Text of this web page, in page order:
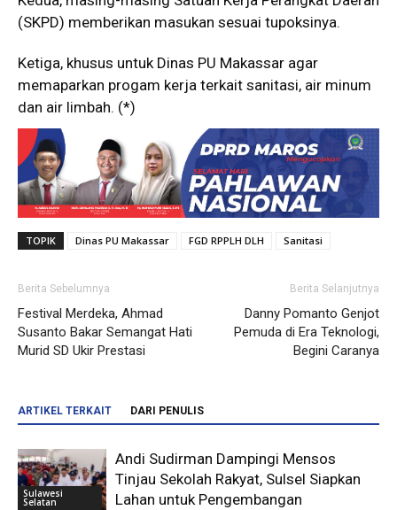
(SKPD) memberikan masukan sesuai tupoksinya.
Ketiga, khusus untuk Dinas PU Makassar agar
memaparkan progam kerja terkait sanitasi, air minum
dan air limbah. (*)
TOPIK Dinas PU Makassar FGD RPPLH DLH Sanitasi
Berita Sebelumnya
Festival Merdeka, Ahmad
Susanto Bakar Semangat Hati
Murid SD Ukir Prestasi
Berita Selanjutnya
Danny Pomanto Genjot
Pemuda di Era Teknologi,
Begini Caranya
ARTIKEL TERKAIT DARI PENULIS
Sulawesi
Selatan
Andi Sudirman Dampingi Mensos
Tinjau Sekolah Rakyat, Sulsel Siapkan
Lahan untuk Pengembangan